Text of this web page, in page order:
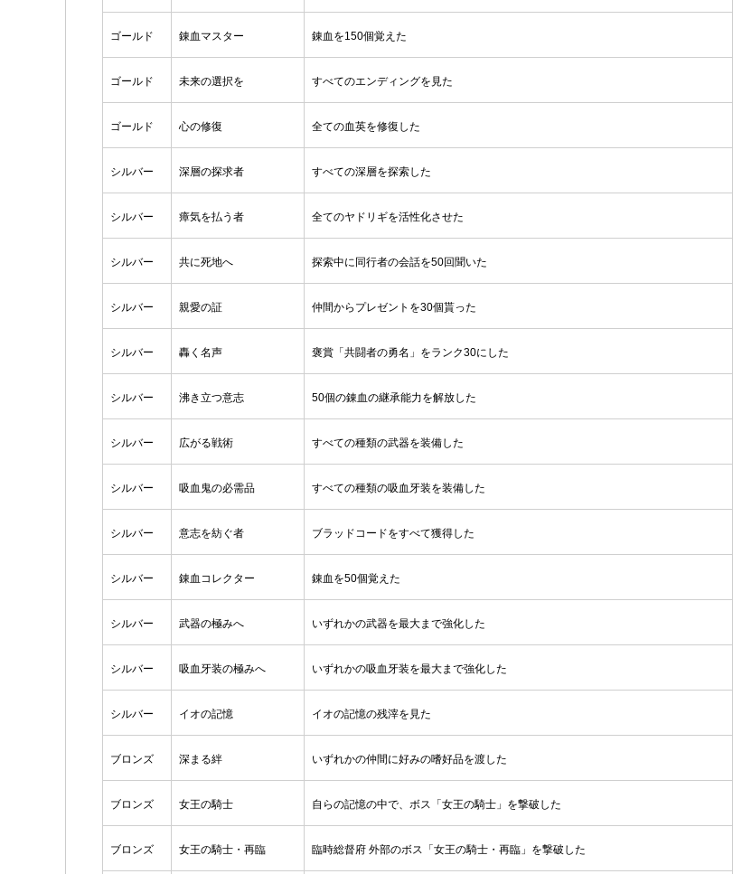
ゴールド 錬血マスター 錬血を150個覚えた
ゴールド 未来の選択を すべてのエンディングを見た
ゴールド 心の修復 全ての血英を修復した
シルバー 深層の探求者 すべての深層を探索した
シルバー 瘴気を払う者 全てのヤドリギを活性化させた
シルバー 共に死地へ 探索中に同行者の会話を50回聞いた
シルバー 親愛の証 仲間からプレゼントを30個貰った
シルバー 轟く名声 褒賞「共闘者の勇名」をランク30にした
シルバー 沸き立つ意志 50個の錬血の継承能力を解放した
シルバー 広がる戦術 すべての種類の武器を装備した
シルバー 吸血鬼の必需品 すべての種類の吸血牙装を装備した
シルバー 意志を紡ぐ者 ブラッドコードをすべて獲得した
シルバー 錬血コレクター 錬血を50個覚えた
シルバー 武器の極みへ いずれかの武器を最大まで強化した
シルバー 吸血牙装の極みへ いずれかの吸血牙装を最大まで強化した
シルバー イオの記憶 イオの記憶の残滓を見た
ブロンズ 深まる絆 いずれかの仲間に好みの嗜好品を渡した
ブロンズ 女王の騎士 自らの記憶の中で、ボス「女王の騎士」を撃破した
ブロンズ 女王の騎士・再臨 臨時総督府 外部のボス「女王の騎士・再臨」を撃破した